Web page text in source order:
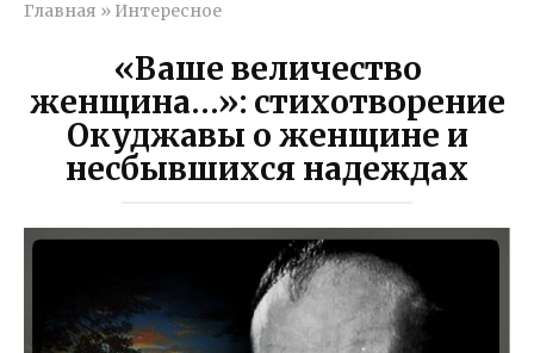
Главная » Интересное
«Ваше величество
женщина…»: стихотворение
Окуджавы о женщине и
несбывшихся надеждах